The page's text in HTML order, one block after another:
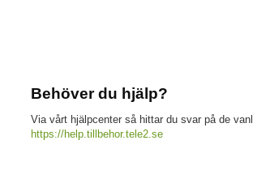
Behöver du hjälp?
Via vårt hjälpcenter så hittar du svar på de
https://help.tillbehor.tele2.se